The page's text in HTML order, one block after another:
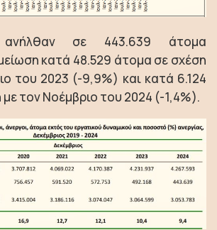
σε 443.639 άτομα
κατά 48.529 άτομα σε σχέση
του 2023 (-9,9%) και κατά 6.124
τον Νοέμβριο του 2024 (-1,4%).